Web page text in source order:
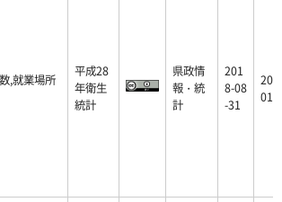
,就業場所
平成28
年衛生
統計
県政情
報・統
計
201
8-08
-31
01-